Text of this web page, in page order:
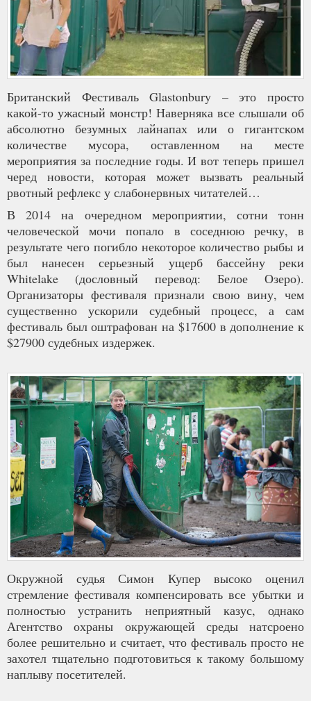
Британский Фестиваль Glastonbury – это просто
какой-то ужасный монстр! Наверняка все слышали об
абсолютно безумных лайнапах или о гигантском
количестве мусора, оставленном на месте
мероприятия за последние годы. И вот теперь пришел
черед новости, которая может вызвать реальный
рвотный рефлекс у слабонервных читателей…
В 2014 на очередном мероприятии, сотни тонн
человеческой мочи попало в соседнюю речку, в
результате чего погибло некоторое количество рыбы и
был нанесен серьезный ущерб бассейну реки
Whitelake (дословный перевод: Белое Озеро).
Организаторы фестиваля признали свою вину, чем
существенно ускорили судебный процесс, а сам
фестиваль был оштрафован на $17600 в дополнение к
$27900 судебных издержек.
Окружной судья Симон Купер высоко оценил
стремление фестиваля компенсировать все убытки и
полностью устранить неприятный казус, однако
Агентство охраны окружающей среды натсроено
более решительно и считает, что фестиваль просто не
захотел тщательно подготовиться к такому большому
наплыву посетителей.